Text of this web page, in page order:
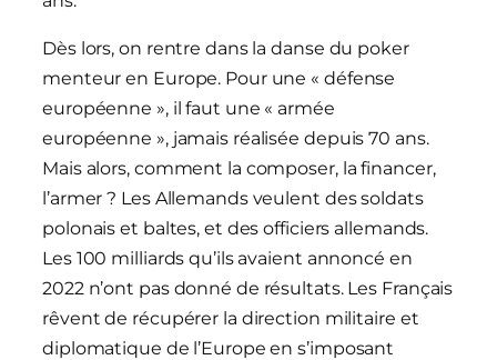
Dès lors, on rentre dans la danse du poker
menteur en Europe. Pour une « défense
européenne », il faut une « armée
européenne », jamais réalisée depuis 70 ans.
Mais alors, comment la composer, la financer,
l’armer ? Les Allemands veulent des soldats
polonais et baltes, et des officiers allemands.
Les 100 milliards qu’ils avaient annoncé en
2022 n’ont pas donné de résultats. Les Français
rêvent de récupérer la direction militaire et
diplomatique de l’Europe en s’imposant